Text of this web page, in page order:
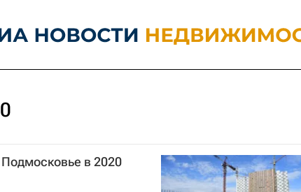
в 2020